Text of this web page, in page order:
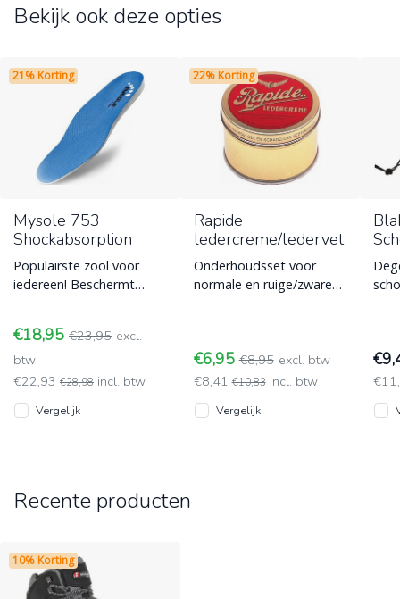
Bekijk ook deze opties
21% Korting
Mysole 753
Shockabsorption
Populairste zool voor
iedereen! Beschermt
schokabsorbtie. Het b
€18,95 €23,95 excl.
btw
€22,93 €28,98 incl. btw
Vergelijk
22% Korting
Rapide
ledercreme/ledervet
Onderhoudsset voor
normale en ruige/zware
€6,95€8,95 excl. btw
€8,41€10,83incl. btw
Vergelijk
Recente producten
10% Korting